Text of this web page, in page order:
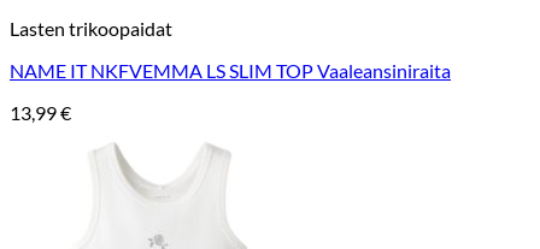
Lasten trikoopaidat
NAME IT NKFVEMMA LS SLIM TOP Vaaleansiniraita
13,99€